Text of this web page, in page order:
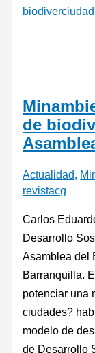
biodiverciudad
de
Actualidad,
revistacg
Carlos
Desarrollo
Asamblea del
Barranquilla.
potenciar una
ciudades?
modelo de
de Desarrollo